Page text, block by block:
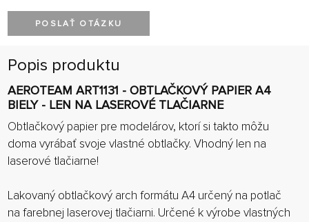
POSLAŤ OTÁZKU
Popis produktu
AEROTEAM ART1131 - OBTLAČKOVÝ PAPIER A4
BIELY - LEN NA LASEROVÉ TLAČIARNE
Obtlačkový papier pre modelárov, ktorí si takto môžu
doma vyrábať svoje vlastné obtlačky. Vhodný len na
laserové tlačiarne!
Lakovaný obtlačkový arch formátu A4 určený na potlač
na farebnej laserovej tlačiarni. Určené k výrobe vlastných